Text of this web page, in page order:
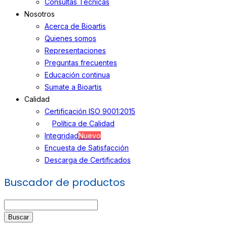
Consultas Técnicas
Nosotros
Acerca de Bioartis
Quienes somos
Representaciones
Preguntas frecuentes
Educación continua
Sumate a Bioartis
Calidad
Certificación ISO 9001:2015
Política de Calidad
IntegridadNuevo
Encuesta de Satisfacción
Descarga de Certificados
Buscador de productos
Buscar